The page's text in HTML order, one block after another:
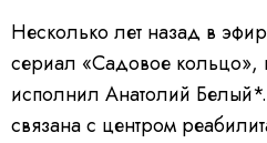
Несколько лет назад в
сериал «Садовое кольцо»,
исполнил Анатолий
связана с центром